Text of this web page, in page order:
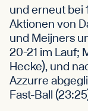
und erneut bei
Aktionen von
und Meijners
20-21 im Lauf;
Hecke), und
Azzurre
Fast-Ball